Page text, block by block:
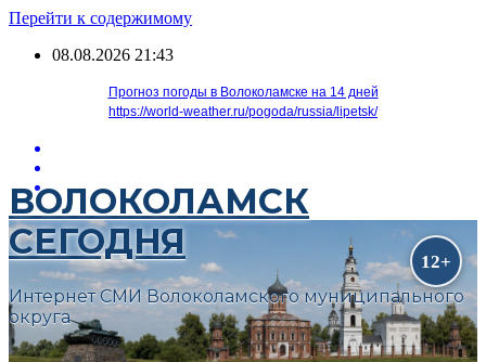
Перейти к содержимому
08.08.2026 21:43
Прогноз погоды в Волоколамске на 14 дней
https://world-weather.ru/pogoda/russia/lipetsk/
ВОЛОКОЛАМСК
СЕГОДНЯ
Интернет СМИ Волоколамского муниципального
округа